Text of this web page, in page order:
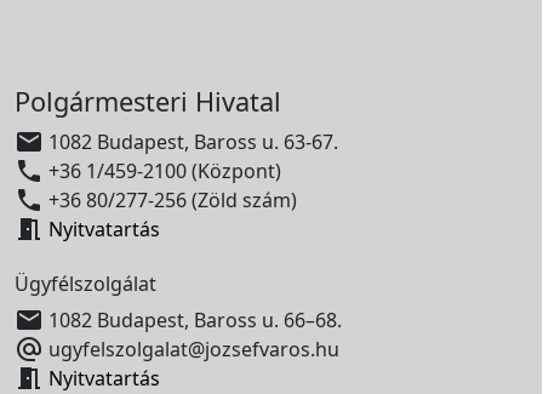
Polgármesteri Hivatal
 1082 Budapest, Baross u. 63-67.
 +36 1/459-2100 (Központ)
 +36 80/277-256 (Zöld szám)
 Nyitvatartás
Ügyfélszolgálat
 1082 Budapest, Baross u. 66–68.
 ugyfelszolgalat@jozsefvaros.hu
 Nyitvatartás